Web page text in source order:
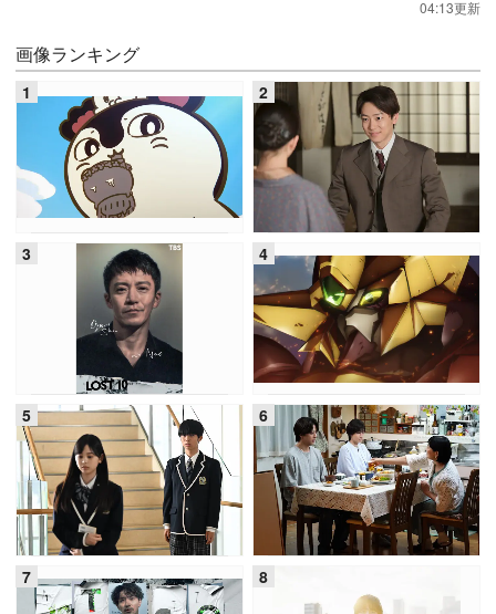
04:13更新
画像ランキング